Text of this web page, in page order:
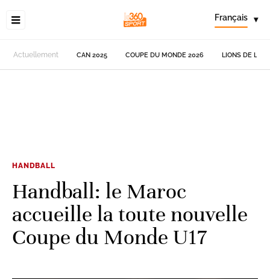
Français ▾
Actuellement CAN 2025 COUPE DU MONDE 2026 LIONS DE
HANDBALL
Handball: le Maroc
accueille la toute nouvelle
Coupe du Monde U17